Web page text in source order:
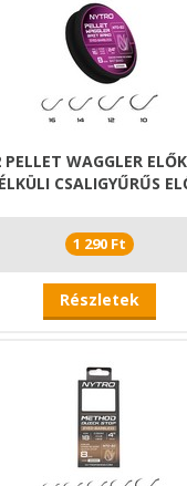
WAGGLER
CSALIGYŰRŰS
1 290 Ft
Részletek